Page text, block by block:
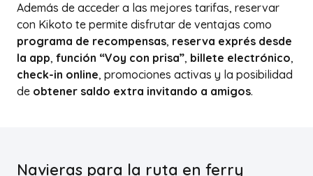
Además de acceder a las mejores tarifas, reservar
con Kikoto te permite disfrutar de ventajas como
programa de recompensas, reserva exprés desde
la app, función “Voy con prisa”, billete electrónico,
check-in online, promociones activas y la posibilidad
de obtener saldo extra invitando a amigos.
Navieras para la ruta en ferry